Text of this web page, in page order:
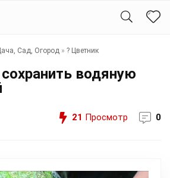
Сад, Огород » ?️ Цветник
водяную
21 Просмотр 0